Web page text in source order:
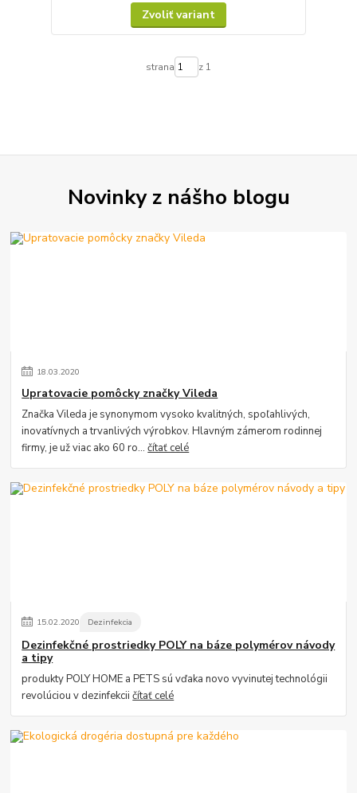
Zvoliť variant
strana z 1
Novinky z nášho blogu
18.03.2020
Upratovacie pomôcky značky Vileda
Značka Vileda je synonymom vysoko kvalitných, spoľahlivých,
inovatívnych a trvanlivých výrobkov. Hlavným zámerom rodinnej
firmy, je už viac ako 60 ro...čítať celé
15.02.2020 Dezinfekcia
Dezinfekčné prostriedky POLY na báze polymérov návody
a tipy
produkty POLY HOME a PETS sú vďaka novo vyvinutej technológii
revolúciou v dezinfekciičítať celé